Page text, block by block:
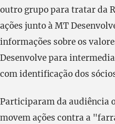
outro grupo para tratar da
ações junto à MT
informações sobre os
Desenvolve para
com identificação dos
Participaram da audiência
movem ações contra a